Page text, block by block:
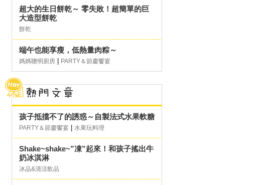
超大的生日餅乾～ 零失敗！超簡單的巨
大造型餅乾
餅乾
端午也能享瘦，低熱量肉粽～
媽媽聰明廚房 PARTY＆節慶饗宴
孩子抵擋不了的誘惑～自製法式水果軟糖
PARTY＆節慶饗宴 水果玩料理
Shake~shake~”凍”起來！和孩子搖出牛
奶冰淇淋
冰品&清涼飲品